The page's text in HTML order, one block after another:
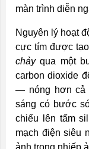
màn trình diễn
Nguyên lý hoạt
cực tím được
chảyqua một
carbon dioxide
— nóng hơn cả
sáng có bước
chiếu lên tấm
mạch điện siêu
ảnh trong nhiếp